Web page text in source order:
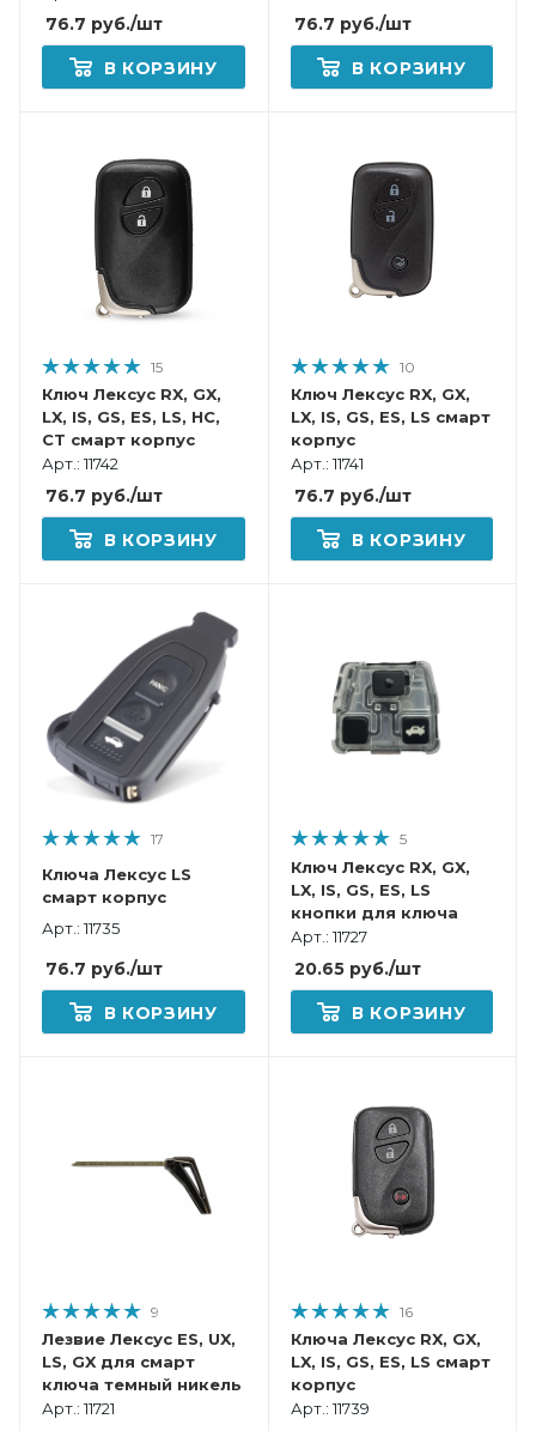
76.7 руб./шт
В КОРЗИНУ
76.7 руб./шт
В КОРЗИНУ
15
Ключ Лексус RX, GX,
LX, IS, GS, ES, LS, HC,
CT смарт корпус
Арт.: 11742
76.7 руб./шт
В КОРЗИНУ
10
Ключ Лексус RX, GX,
LX, IS, GS, ES, LS смарт
корпус
Арт.: 11741
76.7 руб./шт
В КОРЗИНУ
17
Ключа Лексус LS
смарт корпус
Арт.: 11735
76.7 руб./шт
В КОРЗИНУ
5
Ключ Лексус RX, GX,
LX, IS, GS, ES, LS
кнопки для ключа
Арт.: 11727
20.65руб./шт
В КОРЗИНУ
9
Лезвие Лексус ES, UX,
LS, GX для смарт
ключа темный никель
Арт.: 11721
16
Ключа Лексус RX, GX,
LX, IS, GS, ES, LS смарт
корпус
Арт.: 11739